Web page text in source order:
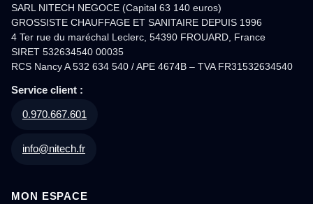
SARL NITECH NEGOCE (Capital 63 140 euros)
GROSSISTE CHAUFFAGE ET SANITAIRE DEPUIS 1996
4 Ter rue du maréchal Leclerc, 54390 FROUARD, France
SIRET 532634540 00035
RCS Nancy A 532 634 540 / APE 4674B – TVA FR31532634540
Service client :
0.970.667.601
info@nitech.fr
MON ESPACE